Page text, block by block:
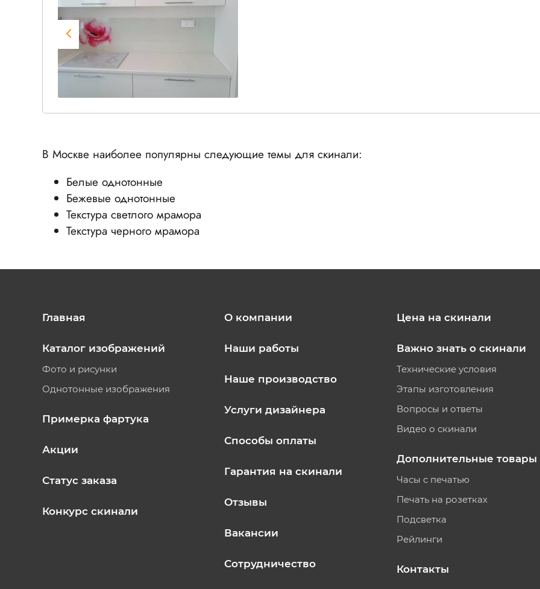
В Москве наиболее популярны следующие темы для скинали:
Белые однотонные
Бежевые однотонные
Текстура светлого мрамора
Текстура черного мрамора
Главная
Каталог изображений
Фото и рисунки
Однотонные изображения
Примерка фартука
Акции
Статус заказа
Конкурс скинали
О компании
Наши работы
Наше производство
Услуги дизайнера
Способы оплаты
Гарантия на скинали
Отзывы
Вакансии
Сотрудничество
Цена на скинали
Важно знать о скинали
Технические условия
Этапы изготовления
Вопросы и ответы
Видео о скинали
Дополнительные товары
Часы с печатью
Печать на розетках
Подсветка
Рейлинги
Контакты